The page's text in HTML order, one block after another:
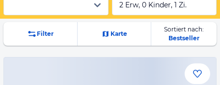
2 Erw, 0 Kinder, 1 Zi.
Filter Karte
Sortiert nach:
Bestseller